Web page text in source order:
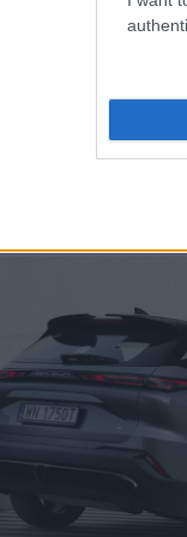
dla
czyli... BAIC
go na drogach.
samochodów
dopiero 8